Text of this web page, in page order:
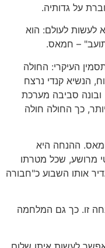
על גדותיה.
לעשות לעולם: הוא
– חמאס.
העיקרי: החולה
הנשיא קנדי נרצח
ובונה סביבה מערכת
כך החולה חולה
ההנחה היא
מרושע, שכל מטרתו
אותו השבוע כ"חבורה
זו. כך גם המלחמה